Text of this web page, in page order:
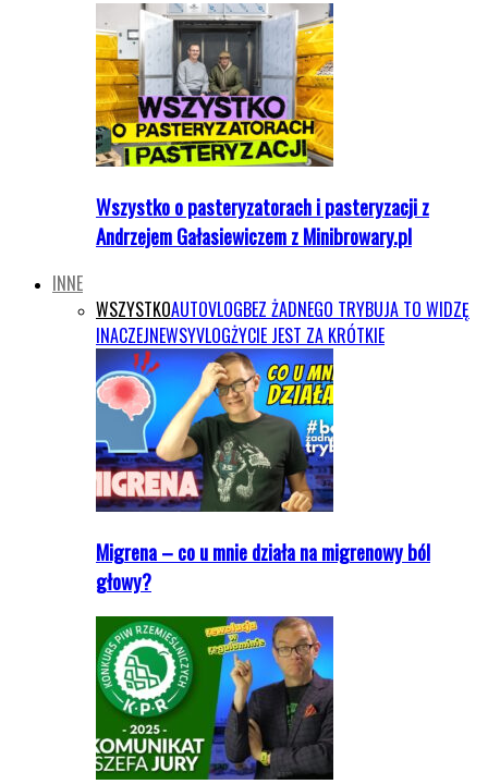
Wszystko o pasteryzatorach i pasteryzacji z
Andrzejem Gałasiewiczem z Minibrowary.pl
INNE
WSZYSTKOAUTOVLOGBEZ ŻADNEGO TRYBUJA TO WIDZĘ
INACZEJNEWSYVLOGŻYCIE JEST ZA KRÓTKIE
Migrena – co u mnie działa na migrenowy ból
głowy?